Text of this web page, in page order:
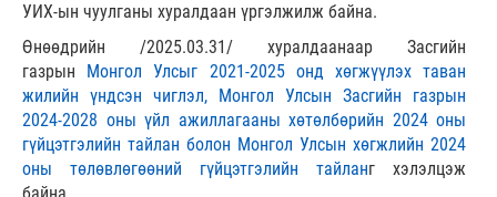
УИХ-ын чуулганы хуралдаан үргэлжилж байна.
Өнөөдрийн /2025.03.31/ хуралдаанаар Засгийн
газрын Монгол Улсыг 2021-2025 онд хөгжүүлэх таван
жилийн үндсэн чиглэл, Монгол Улсын Засгийн газрын
2024-2028 оны үйл ажиллагааны хөтөлбөрийн 2024 оны
гүйцэтгэлийн тайлан болон Монгол Улсын хөгжлийн 2024
оны төлөвлөгөөний гүйцэтгэлийн тайланг хэлэлцэж